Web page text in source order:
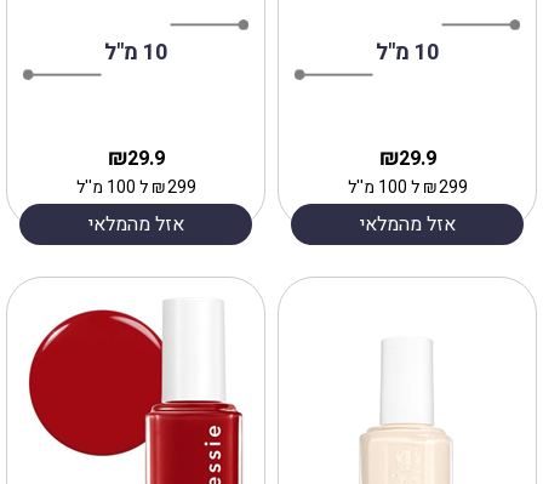
10 מ"ל
29.9
₪
299
₪ל 100 מ''ל
אזל מהמלאי
10 מ"ל
29.9
₪
299
₪ל 100 מ''ל
אזל מהמלאי